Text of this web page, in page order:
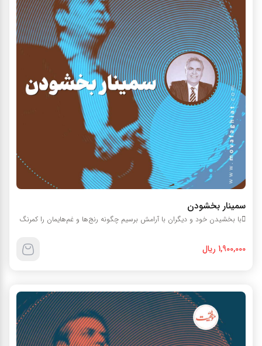
سمينار بخشودن
با بخشيدن خود و ديگران با آرامش برسيم چگونه رنج‌ها و غم‌هايمان را کمرنگ
1,900,000 ریال